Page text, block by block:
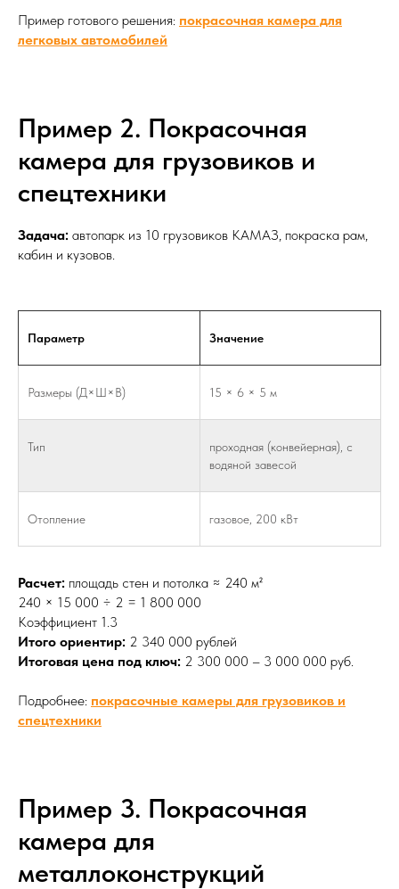
Пример готового решения: покрасочная камера для
легковых автомобилей
Пример 2. Покрасочная
камера для грузовиков и
спецтехники
Задача: автопарк из 10 грузовиков КАМАЗ, покраска рам,
кабин и кузовов.
Параметр Значение
Размеры (Д×Ш×В) 15 × 6 × 5 м
Тип
проходная (конвейерная), с
водяной завесой
Отопление газовое, 200 кВт
Расчет: площадь стен и потолка ≈ 240 м²
240 × 15 000 ÷ 2 = 1 800 000
Коэффициент 1.3
Итого ориентир: 2 340 000 рублей
Итоговая цена под ключ: 2 300 000 – 3 000 000 руб.
Подробнее: покрасочные камеры для грузовиков и
спецтехники
Пример 3. Покрасочная
камера для
металлоконструкций